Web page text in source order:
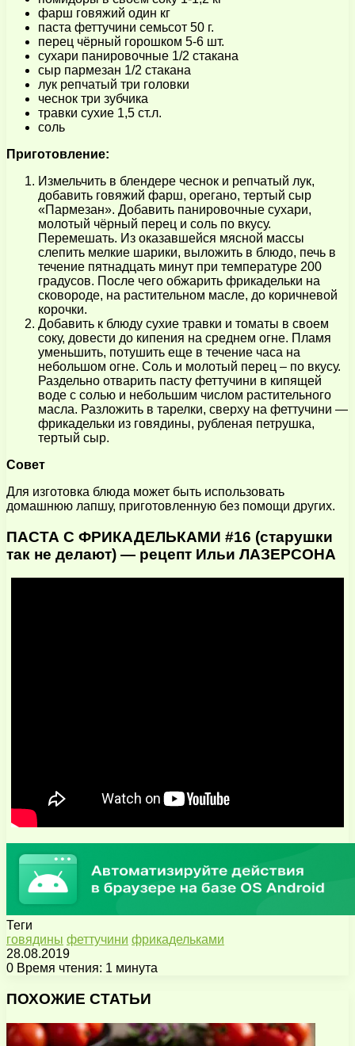
фарш говяжий один кг
паста феттучини семьсот 50 г.
перец чёрный горошком 5-6 шт.
сухари панировочные 1/2 стакана
сыр пармезан 1/2 стакана
лук репчатый три головки
чеснок три зубчика
травки сухие 1,5 ст.л.
соль
Приготовление:
Измельчить в блендере чеснок и репчатый лук,
добавить говяжий фарш, орегано, тертый сыр
«Пармезан». Добавить панировочные сухари,
молотый чёрный перец и соль по вкусу.
Перемешать. Из оказавшейся мясной массы
слепить мелкие шарики, выложить в блюдо, печь в
течение пятнадцать минут при температуре 200
градусов. После чего обжарить фрикадельки на
сковороде, на растительном масле, до коричневой
корочки.
Добавить к блюду сухие травки и томаты в своем
соку, довести до кипения на среднем огне. Пламя
уменьшить, потушить еще в течение часа на
небольшом огне. Соль и молотый перец – по вкусу.
Раздельно отварить пасту феттучини в кипящей
воде с солью и небольшим числом растительного
масла. Разложить в тарелки, сверху на феттучини —
фрикадельки из говядины, рубленая петрушка,
тертый сыр.
Совет
Для изготовка блюда может быть использовать
домашнюю лапшу, приготовленную без помощи других.
ПАСТА С ФРИКАДЕЛЬКАМИ #16 (старушки
так не делают) — рецепт Ильи ЛАЗЕРСОНА
Теги
говядины феттучини фрикадельками
28.08.2019
0 Время чтения: 1 минута
через
почту
ПОХОЖИЕ СТАТЬИ